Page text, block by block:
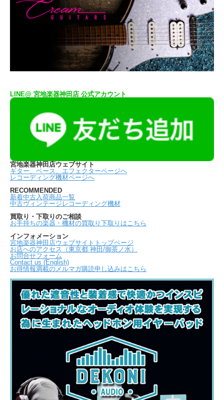
LINE@ 宮地楽器神田店 公式アカウント
宮地楽器神田店ウェブサイト
ギター、ベース、エフェクターページへ
レコーディング機材ページへ
RECOMMENDED
新着中古入荷商品一覧
中古ヴィンテージレコーディング機材
買取り・下取りのご相談
お手持ちの楽器・機材の買取り下取りはこちら
インフォメーション
宮地楽器神田店ウェブサイトトップページ
お店へのアクセス（東京都 神田/御茶ノ水）
お問合せフォーム
Contact us (English)
お得情報満載のメルマガ購読申し込みはこちら